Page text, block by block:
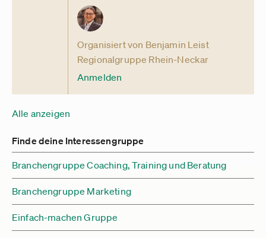
Organisiert von Benjamin Leist
Regionalgruppe Rhein-Neckar
Anmelden
Alle anzeigen
Finde deine Interessengruppe
Branchengruppe Coaching, Training und Beratung
Branchengruppe Marketing
Einfach-machen Gruppe